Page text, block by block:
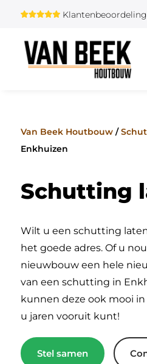
Van Beek Houtbouw/
Enkhuizen
Schutting
Wilt u een schutting
het goede adres. Of u
nieuwbouw een hele
van een schutting in
kunnen deze ook mooi
u jaren vooruit kunt!
Stel samen